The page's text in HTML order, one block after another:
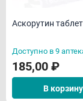
Аскорутин
Доступно в 9
185,00 ₽
В корзину